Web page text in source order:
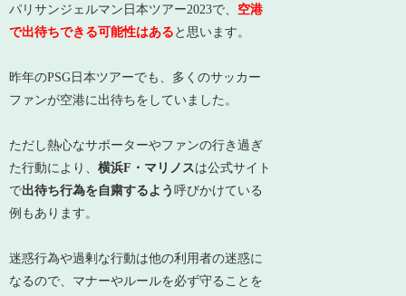
パリサンジェルマン日本ツアー2023で、 空港
で出待ちできる可能性はある と思います。
昨年のPSG日本ツアーでも、多くのサッカー
ファンが空港に出待ちをしていました。
ただし熱心なサポーターやファンの行き過ぎ
た行動により、横浜F・マリノスは公式サイト
で出待ち行為を自粛するよう呼びかけている
例もあります。
迷惑行為や過剰な行動は他の利用者の迷惑に
なるので、マナーやルールを必ず守ることを